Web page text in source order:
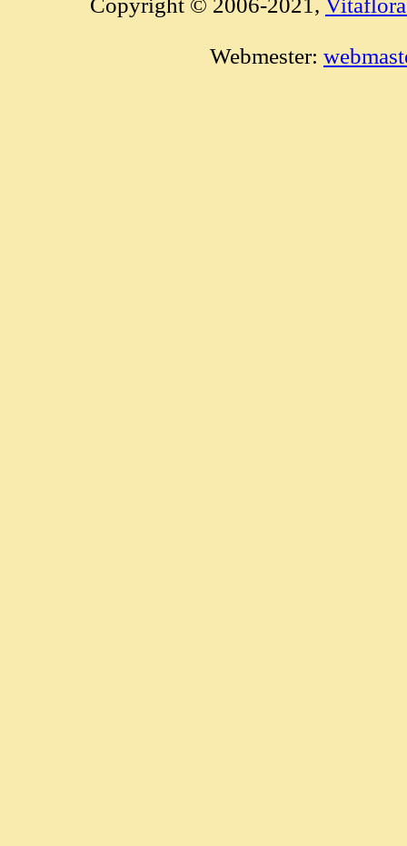
Copyright © 2006-2021,
Webmester: